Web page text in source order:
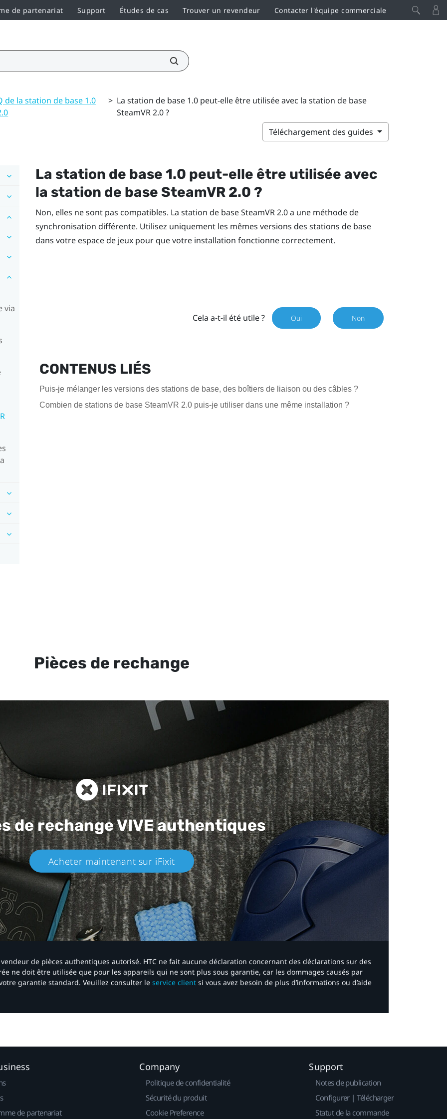
de partenariat Support Études de cas Trouver un revendeur Contacter l'équipe commerciale
de la station de base 1.0
> La station de base 1.0 peut-elle être utilisée avec la station de base
SteamVR 2.0 ?
Téléchargement des guides
via
La station de base 1.0 peut-elle être utilisée avec
la station de base SteamVR2.0 ?
Non, elles ne sont pas compatibles. La station de baseSteamVR2.0 a une méthode de
synchronisation différente. Utilisez uniquement les mêmes versions des stations de base
dans votre espace de jeux pour que votre installation fonctionne correctement.
Cela a-t-il été utile ? Oui Non
CONTENUS LIÉS
Puis-je mélanger les versions des stations de base, des boîtiers de liaison ou des câbles ?
Combien de stations de base SteamVR 2.0 puis-je utiliser dans une même installation ?
Pièces de rechange
de rechangeVIVE authentiques​
Acheter maintenant sur iFixit​
de pièces authentiques autorisé. HTC ne fait aucune déclaration concernant des déclarations sur des
ne doit être utilisée que pour les appareils qui ne sont plus sous garantie, car les dommages causés par
garantie standard. Veuillez consulter le service client si vous avez besoin de plus d’informations ou d’aide
de partenariat
Company
Politique de confidentialité
Sécurité du produit
Cookie Preference
Support
Notes de publication
Configurer | Télécharger
Statut de la commande